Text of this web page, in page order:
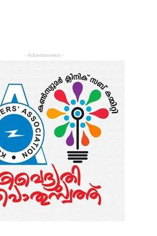
- Advertisement -